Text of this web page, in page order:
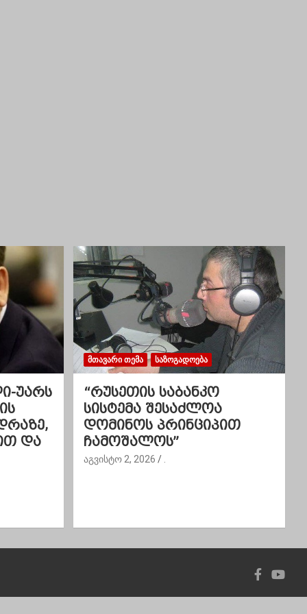
უარს
და
ᲛᲗᲐᲕᲐᲠᲘ ᲗᲔᲛᲐ ᲡᲐᲖᲝᲒᲐᲓᲝᲔᲑᲐ
“რუსეთის საბანკო
სისტემა შესაძლოა
დომინოს პრინციპით
ჩამოშალოს”
აგვისტო 2, 2026